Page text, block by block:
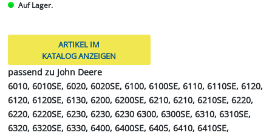
Auf Lager.
ARTIKEL IM
KATALOG ANZEIGEN
passend zu John Deere
6010, 6010SE, 6020, 6020SE, 6100, 6100SE, 6110, 6110SE, 6120,
6120, 6120SE, 6130, 6200, 6200SE, 6210, 6210, 6210SE, 6220,
6220, 6220SE, 6230, 6230, 6230 6300, 6300SE, 6310, 6310SE,
6320, 6320SE, 6330, 6400, 6400SE, 6405, 6410, 6410SE,